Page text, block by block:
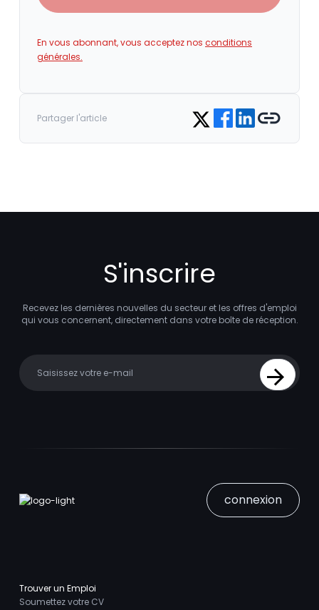
En vous abonnant, vous acceptez nos conditions
générales.
Partager l'article Share on Twitter
Share on Facebook
Share on LinkedIn
Copy link
S'inscrire
Recevez les dernières nouvelles du secteur et les offres d'emploi
qui vous concernent, directement dans votre boîte de réception.
Sign Up
connexion
Trouver un Emploi
Soumettez votre CV